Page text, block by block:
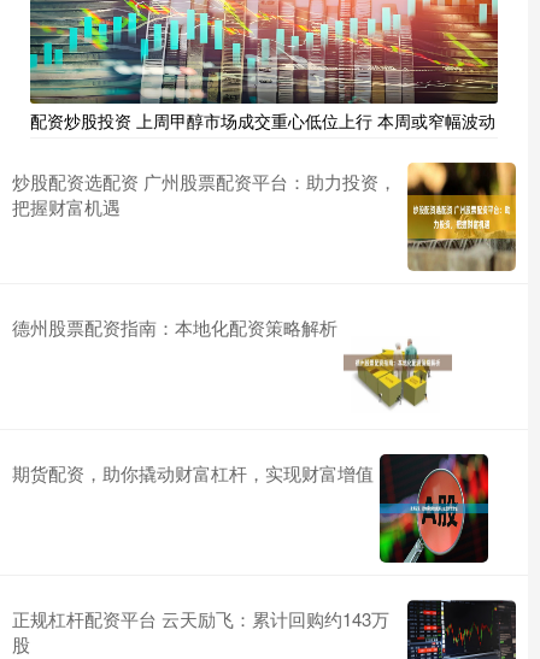
配资炒股投资 上周甲醇市场成交重心低位上行 本周或窄幅波动
炒股配资选配资 广州股票配资平台：助力投资，
把握财富机遇
德州股票配资指南：本地化配资策略解析
期货配资，助你撬动财富杠杆，实现财富增值
正规杠杆配资平台 云天励飞：累计回购约143万
股